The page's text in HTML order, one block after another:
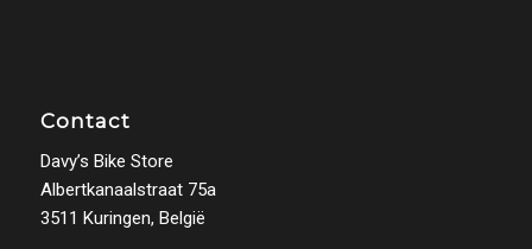
Contact
Davy’s Bike Store
Albertkanaalstraat 75a
3511 Kuringen, België